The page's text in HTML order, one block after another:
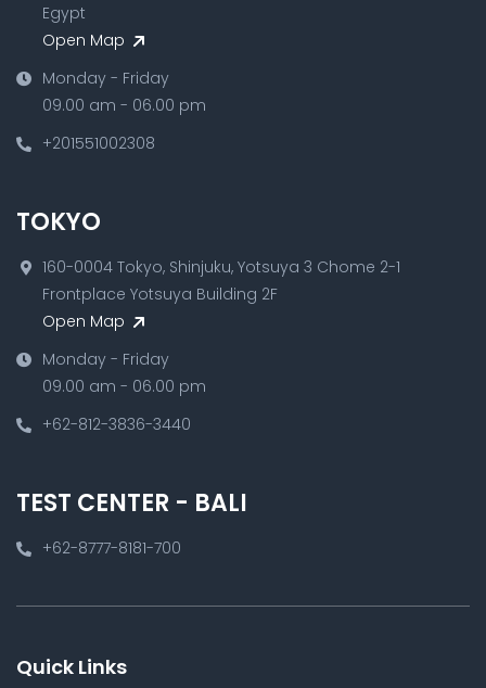
Egypt
Open Map
Monday - Friday
09.00 am - 06.00 pm
+201551002308
TOKYO
160-0004 Tokyo, Shinjuku, Yotsuya 3 Chome 2-1
Frontplace Yotsuya Building 2F
Open Map
Monday - Friday
09.00 am - 06.00 pm
+62-812-3836-3440
TEST CENTER - BALI
+62-8777-8181-700
Quick Links